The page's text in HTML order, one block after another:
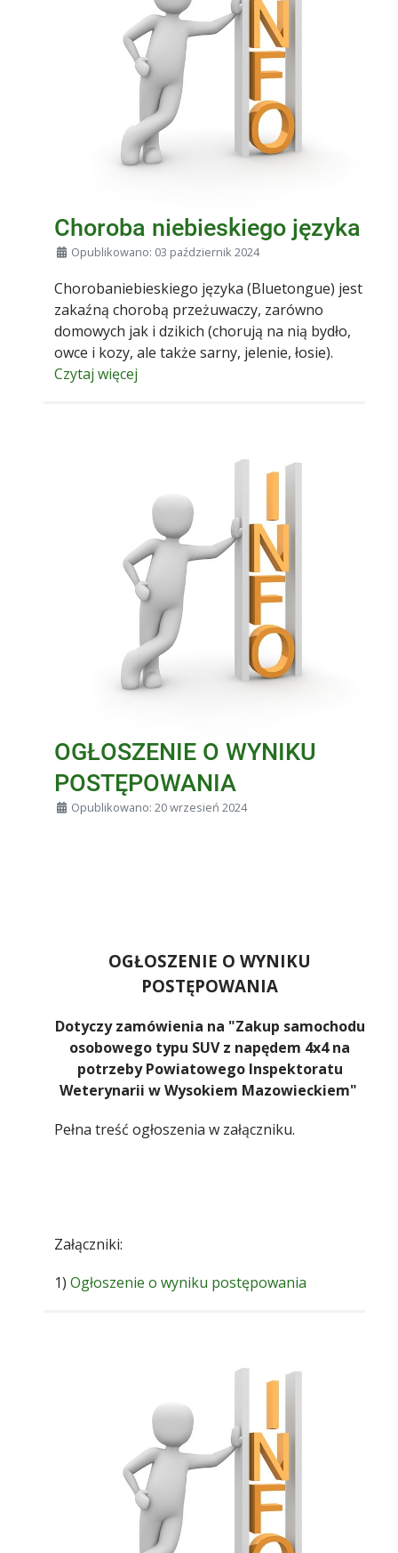
Choroba niebieskiego języka
Szczegóły
Opublikowano: 03 październik 2024
Chorobaniebieskiego języka (Bluetongue) jest
zakaźną chorobą przeżuwaczy, zarówno
domowych jak i dzikich (chorują na nią bydło,
owce i kozy, ale także sarny, jelenie, łosie).
Czytaj więcej
OGŁOSZENIE O WYNIKU
POSTĘPOWANIA
Szczegóły
Opublikowano: 20 wrzesień 2024
OGŁOSZENIE O WYNIKU
POSTĘPOWANIA
Dotyczy zamówienia na "Zakup samochodu
osobowego typu SUV z napędem 4x4 na
potrzeby Powiatowego Inspektoratu
Weterynarii w Wysokiem Mazowieckiem"
Pełna treść ogłoszenia w załączniku.
Załączniki:
1) Ogłoszenie o wyniku postępowania